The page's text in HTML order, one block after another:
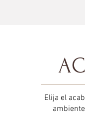
Elija el